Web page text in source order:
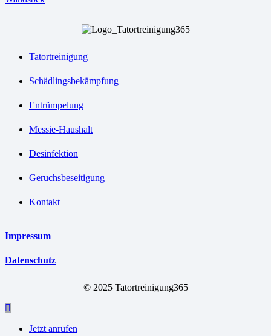
Tatortreinigung
Schädlingsbekämpfung
Entrümpelung
Messie-Haushalt
Desinfektion
Geruchsbeseitigung
Kontakt
Impressum
Datenschutz
© 2025 Tatortreinigung365
Jetzt anrufen